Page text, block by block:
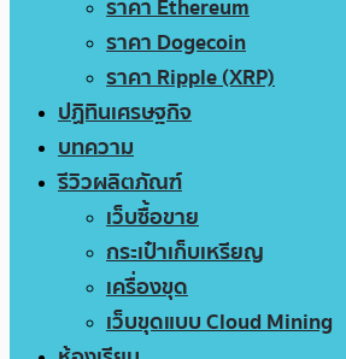
ราคา Ethereum
ราคา Dogecoin
ราคา Ripple (XRP)
ปฏิทินเศรษฐกิจ
บทความ
รีวิวผลิตภัณฑ์
เว็บซื้อขาย
กระเป๋าเก็บเหรียญ
เครื่องขุด
เว็บขุดแบบ Cloud Mining